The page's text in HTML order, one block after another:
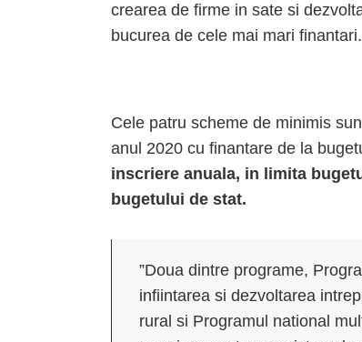
crearea de firme in sate si
bucurea de cele mai mari finantari.
Cele patru scheme de minimis
anul 2020 cu finantare de la
inscriere anuala, in limita
bugetului de stat.
”Doua dintre programe,
infiintarea si dezvoltarea
rural si Programul national